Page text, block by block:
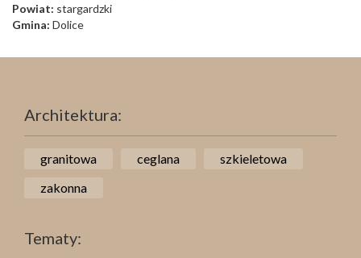
Powiat: stargardzki
Gmina: Dolice
Architektura:
granitowa ceglana
szkieletowa
zakonna
Tematy: